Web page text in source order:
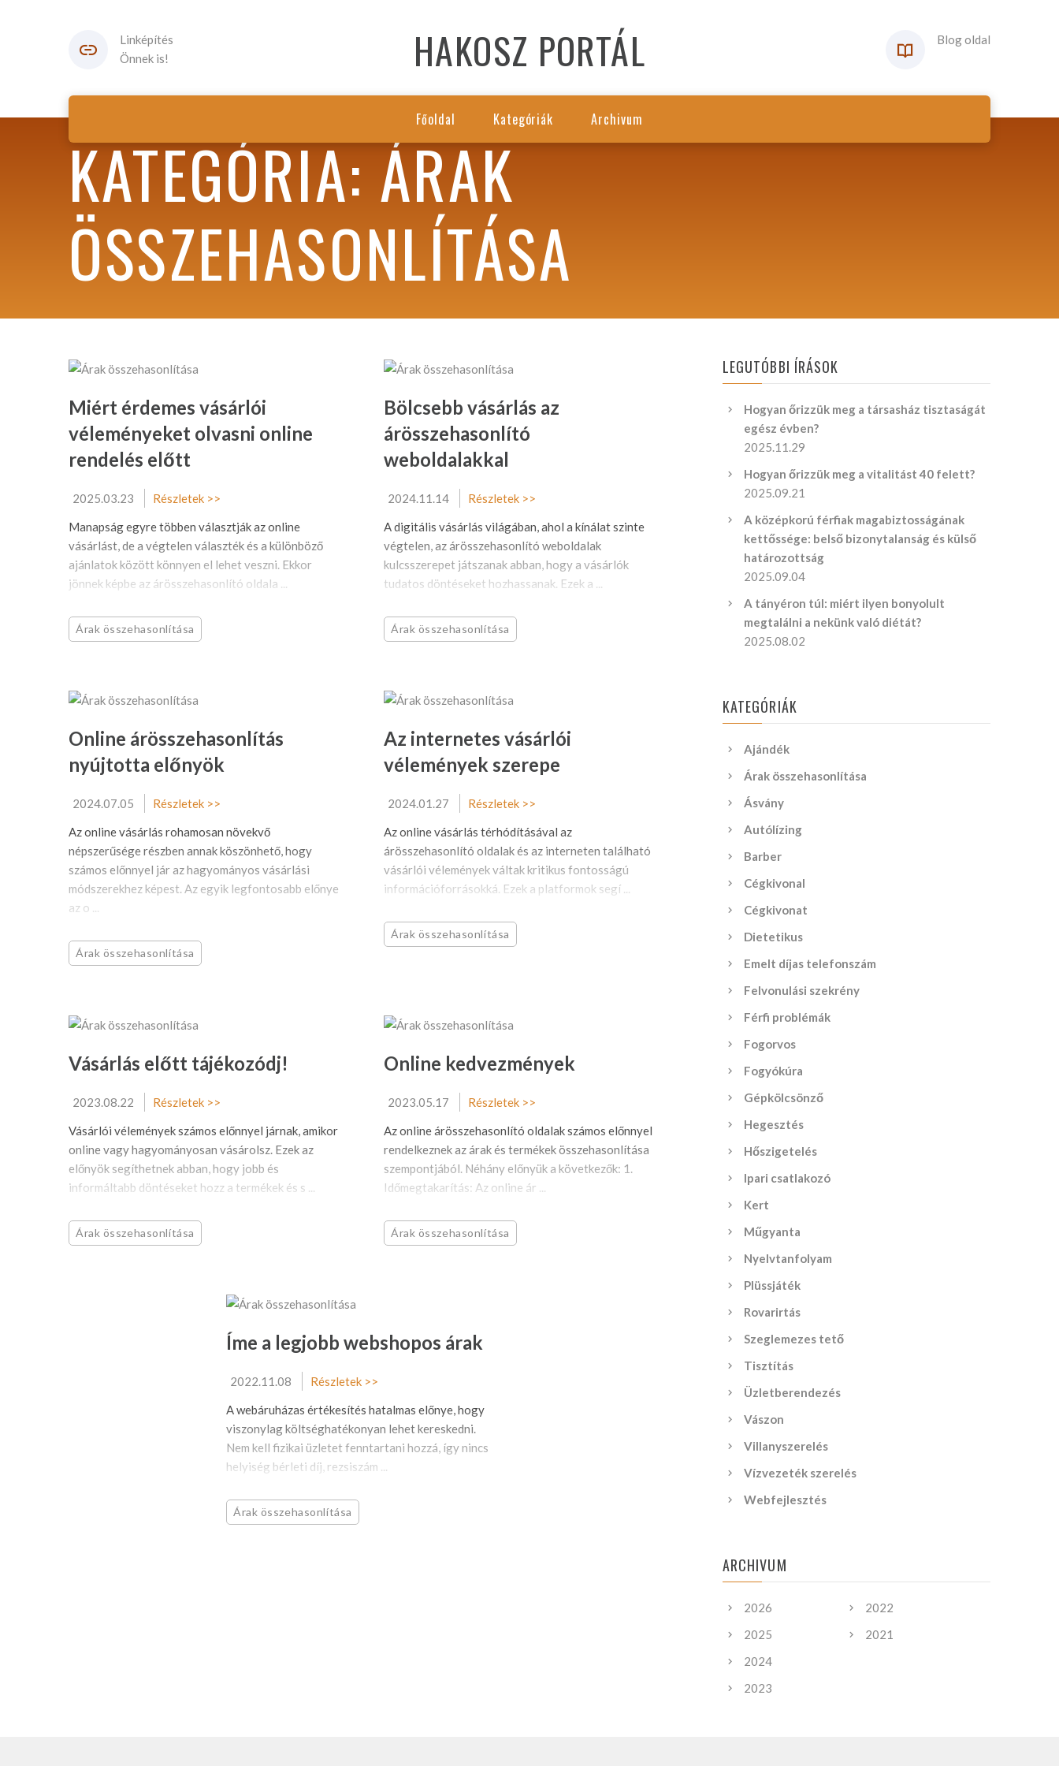
Linképítés
Önnek is!
HAKOSZ PORTÁL Blog oldal
Főoldal Kategóriák Archivum
KATEGÓRIA: ÁRAK
ÖSSZEHASONLÍTÁSA
Miért érdemes vásárlói
véleményeket olvasni online
rendelés előtt
2025.03.23
Részletek >>
Manapság egyre többen választják az online
vásárlást, de a végtelen választék és a különböző
ajánlatok között könnyen el lehet veszni. Ekkor
jönnek képbe az árösszehasonlító oldala ...
Árak összehasonlítása
Bölcsebb vásárlás az
árösszehasonlító
weboldalakkal
2024.11.14
Részletek >>
A digitális vásárlás világában, ahol a kínálat szinte
végtelen, az árösszehasonlító weboldalak
kulcsszerepet játszanak abban, hogy a vásárlók
tudatos döntéseket hozhassanak. Ezek a ...
Árak összehasonlítása
Online árösszehasonlítás
nyújtotta előnyök
2024.07.05
Részletek >>
Az online vásárlás rohamosan növekvő
népszerűsége részben annak köszönhető, hogy
számos előnnyel jár az hagyományos vásárlási
módszerekhez képest. Az egyik legfontosabb előnye
az o ...
Árak összehasonlítása
Az internetes vásárlói
vélemények szerepe
2024.01.27
Részletek >>
Az online vásárlás térhódításával az
árösszehasonlító oldalak és az interneten található
vásárlói vélemények váltak kritikus fontosságú
információforrásokká. Ezek a platformok segí ...
Árak összehasonlítása
Vásárlás előtt tájékozódj!
2023.08.22
Részletek >>
Vásárlói vélemények számos előnnyel járnak, amikor
online vagy hagyományosan vásárolsz. Ezek az
előnyök segíthetnek abban, hogy jobb és
informáltabb döntéseket hozz a termékek és s ...
Árak összehasonlítása
Online kedvezmények
2023.05.17
Részletek >>
Az online árösszehasonlító oldalak számos előnnyel
rendelkeznek az árak és termékek összehasonlítása
szempontjából. Néhány előnyük a következők: 1.
Időmegtakarítás: Az online ár ...
Árak összehasonlítása
Íme a legjobb webshopos árak
2022.11.08
Részletek >>
A webáruházas értékesítés hatalmas előnye, hogy
viszonylag költséghatékonyan lehet kereskedni.
Nem kell fizikai üzletet fenntartani hozzá, így nincs
helyiség bérleti díj, rezsiszám ...
Árak összehasonlítása
LEGUTÓBBI ÍRÁSOK
Hogyan őrizzük meg a társasház tisztaságát
egész évben?
2025.11.29
Hogyan őrizzük meg a vitalitást 40 felett?
2025.09.21
A középkorú férfiak magabiztosságának
kettőssége: belső bizonytalanság és külső
határozottság
2025.09.04
A tányéron túl: miért ilyen bonyolult
megtalálni a nekünk való diétát?
2025.08.02
KATEGÓRIÁK
Ajándék
Árak összehasonlítása
Ásvány
Autólízing
Barber
Cégkivonal
Cégkivonat
Dietetikus
Emelt díjas telefonszám
Felvonulási szekrény
Férfi problémák
Fogorvos
Fogyókúra
Gépkölcsönző
Hegesztés
Hőszigetelés
Ipari csatlakozó
Kert
Műgyanta
Nyelvtanfolyam
Plüssjáték
Rovarirtás
Szeglemezes tető
Tisztítás
Üzletberendezés
Vászon
Villanyszerelés
Vízvezeték szerelés
Webfejlesztés
ARCHIVUM
2026
2025
2024
2023
2022
2021